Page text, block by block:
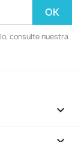
consulte nuestra
